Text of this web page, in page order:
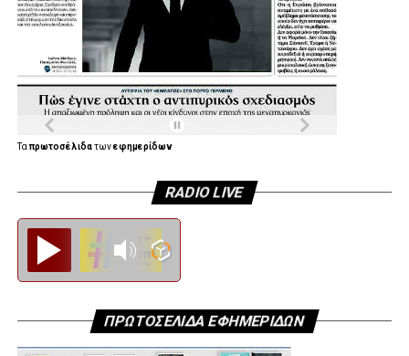
Ταπρωτοσέλιδατωνεφημερίδων
RADIO LIVE
ΠΡΩΤΟΣΕΛΙΔΑ ΕΦΗΜΕΡΙΔΩΝ